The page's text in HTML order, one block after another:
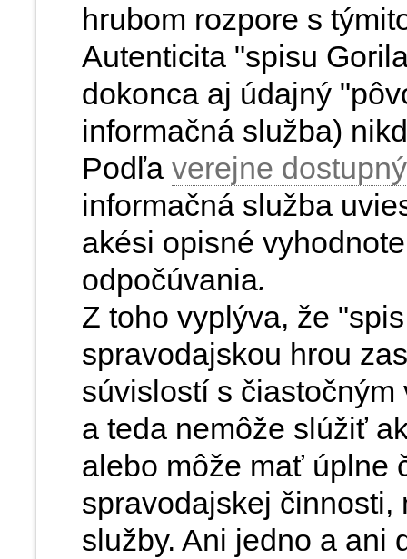
hrubom rozpore s
Autenticita "spisu
dokonca aj údajný
informačná služba)
Podľa verejne
informačná služba
akési opisné
odpočúvania.
Z toho vyplýva, že
spravodajskou hrou
súvislostí s
a teda nemôže slúžiť
alebo môže mať úplne
spravodajskej činnosti,
služby. Ani jedno a ani